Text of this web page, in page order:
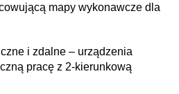
mapy wykonawcze dla
i zdalne – urządzenia
pracę z 2-kierunkową